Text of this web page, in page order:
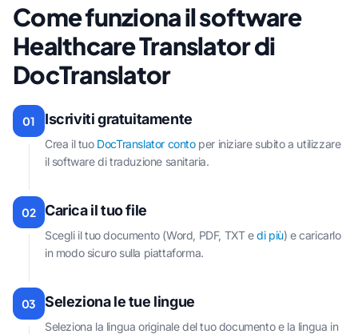
Come funziona il software
Healthcare Translator di
DocTranslator
01 Iscriviti gratuitamente
Crea il tuo DocTranslator contoper iniziare subito a utilizzare
il software di traduzione sanitaria.
02 Carica il tuo file
Scegli il tuo documento (Word, PDF, TXT edi più) e caricarlo
in modo sicuro sulla piattaforma.
03 Seleziona le tue lingue
Seleziona la lingua originale del tuo documento e la lingua in